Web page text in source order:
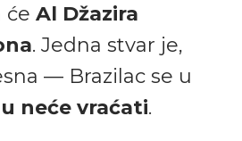
će Al Džazira
. Jedna stvar je,
— Brazilac se u
neće vraćati.